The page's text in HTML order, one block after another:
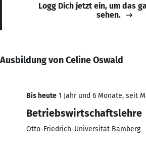
Logg Dich jetzt ein, um das
sehen.
Ausbildung von Celine Oswald
Bis heute 1 Jahr und 6 Monate, seit
Betriebswirtschaftslehre
Otto-Friedrich-Universität Bamberg